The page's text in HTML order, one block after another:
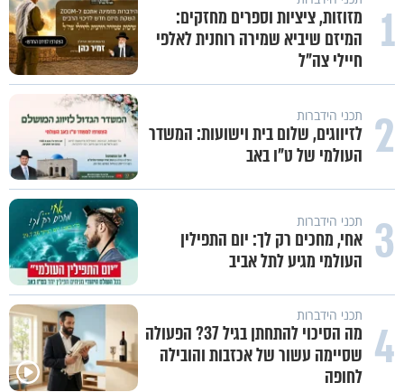
1
מזוזות, ציציות וספרים מחזקים:
המיזם שיביא שמירה רוחנית לאלפי
חיילי צה"ל
2 תכני הידברות
לזיווגים, שלום בית וישועות: המשדר
העולמי של ט"ו באב
3 תכני הידברות
אחי, מחכים רק לך: יום התפילין
העולמי מגיע לתל אביב
4 תכני הידברות
מה הסיכוי להתחתן בגיל 37? הפעולה
שסיימה עשור של אכזבות והובילה
לחופה